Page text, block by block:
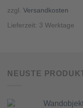
zzgl. Versandkosten
Lieferzeit: 3 Werktage
NEUSTE